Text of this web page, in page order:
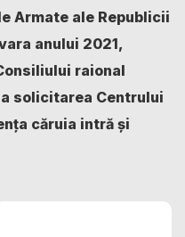
Armate ale Republicii
anului 2021,
raional
solicitarea Centrului
căruia intră și